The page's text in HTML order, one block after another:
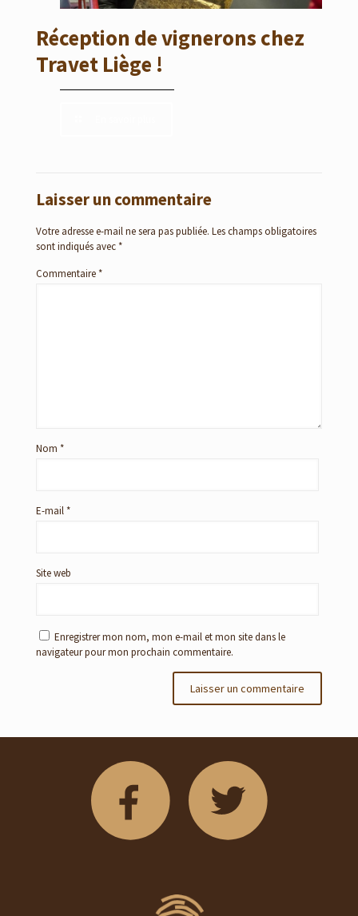
Réception de vignerons chez
Travet Liège !
Laisser un commentaire
Votre adresse e-mail ne sera pas publiée. Les champs obligatoires
sont indiqués avec*
Commentaire*
Nom *
E-mail*
Site web
Enregistrer mon nom, mon e-mail et mon site dans le
navigateur pour mon prochain commentaire.